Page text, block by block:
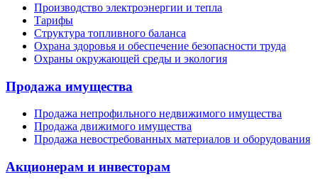
Производство электроэнергии и тепла
Тарифы
Структура топливного баланса
Охрана здоровья и обеспечение безопасности труда
Охраны окружающей среды и экология
Продажа имущества
Продажа непрофильного недвижимого имущества
Продажа движимого имущества
Продажа невостребованных материалов и оборудования
Акционерам и инвесторам